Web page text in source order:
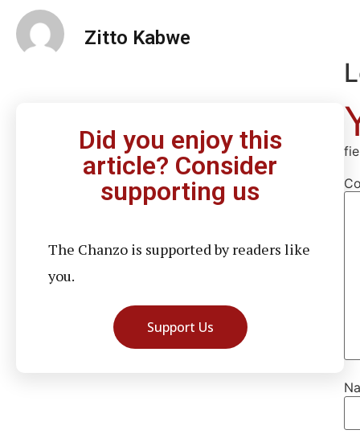
Zitto Kabwe
Did you enjoy this
article? Consider
supporting us
The Chanzo is supported by readers like
you.
Support Us